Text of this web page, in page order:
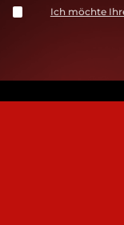
Ich möchte